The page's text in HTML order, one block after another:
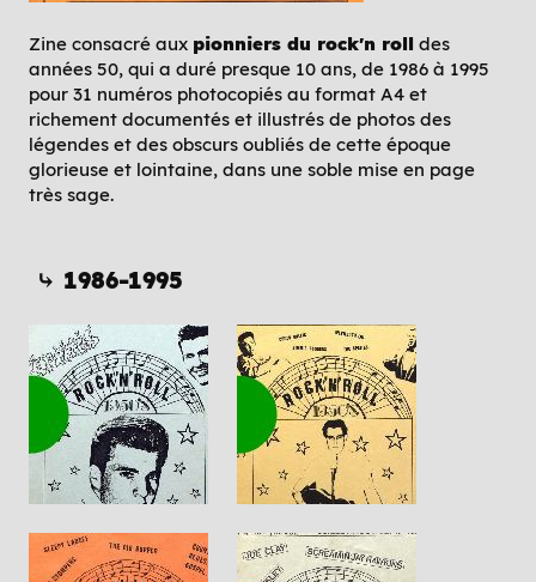
Zine consacré aux pionniers du rock'n roll des
années 50, qui a duré presque 10 ans, de 1986 à 1995
pour 31 numéros photocopiés au format A4 et
richement documentés et illustrés de photos des
légendes et des obscurs oubliés de cette époque
glorieuse et lointaine, dans une soble mise en page
très sage.
⤷ 1986-1995